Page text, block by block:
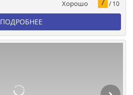
Хорошо / 10
ПОДРОБНЕЕ